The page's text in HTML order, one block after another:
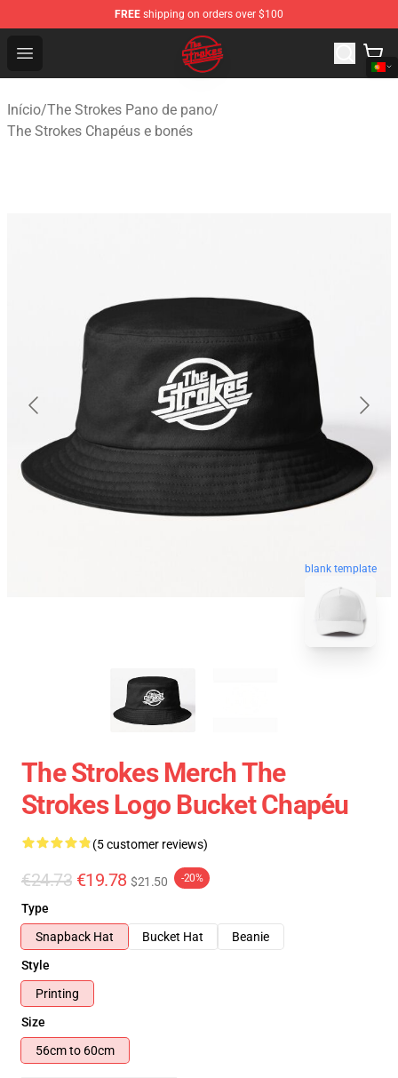
FREE shipping on orders over $100
Open menu
The Strokes Shop - Official The Strokes Merchandise
Início/The Strokes Pano de pano/
The Strokes Chapéus e bonés
blank template
The Strokes Merch The
Strokes Logo Bucket Chapéu
(5 customer reviews)
€24.73 €19.78 $21.50 -20%
Type
Snapback Hat
Bucket Hat
Beanie
Style
Printing
Size
56cm to 60cm